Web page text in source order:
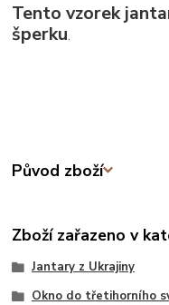
Tento vzorek
šperku.
Původ zboží
Zboží zařazeno v
Jantary z Ukrajiny
Okno do třetihorního